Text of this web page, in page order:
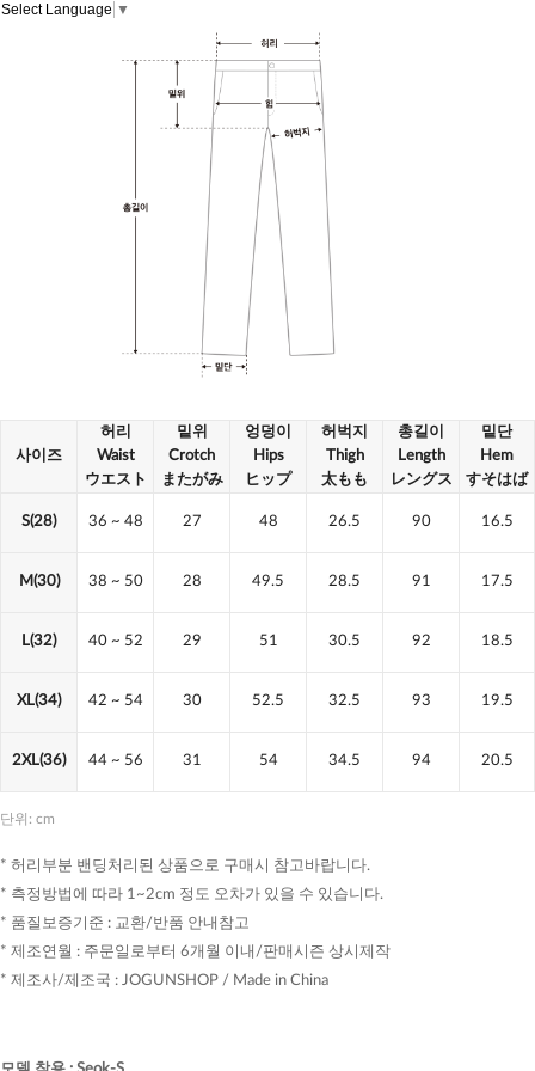
Select Language ▼
사이즈
허리
Waist
ウエスト
밑위
Crotch
またがみ
엉덩이
Hips
ヒップ
허벅지
Thigh
太もも
총길이
Length
レングス
밑단
Hem
すそはば
S(28) 36 ~ 48 27 48 26.5 90 16.5
M(30) 38 ~ 50 28 49.5 28.5 91 17.5
L(32) 40 ~ 52 29 51 30.5 92 18.5
XL(34) 42 ~ 54 30 52.5 32.5 93 19.5
2XL(36) 44 ~ 56 31 54 34.5 94 20.5
단위: cm
* 허리부분 밴딩처리된 상품으로 구매시 참고바랍니다.
* 측정방법에 따라 1~2cm 정도 오차가 있을 수 있습니다.
* 품질보증기준 : 교환/반품 안내참고
* 제조연월 : 주문일로부터 6개월 이내/판매시즌 상시제작
* 제조사/제조국 : JOGUNSHOP / Made in China